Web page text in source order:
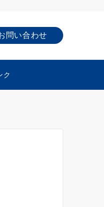
問い合わせ
ク